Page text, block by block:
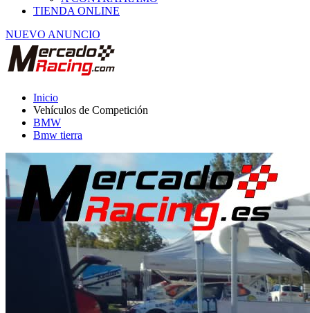
NUEVO ANUNCIO
Vehículos de Competición
BMW
Bmw tierra